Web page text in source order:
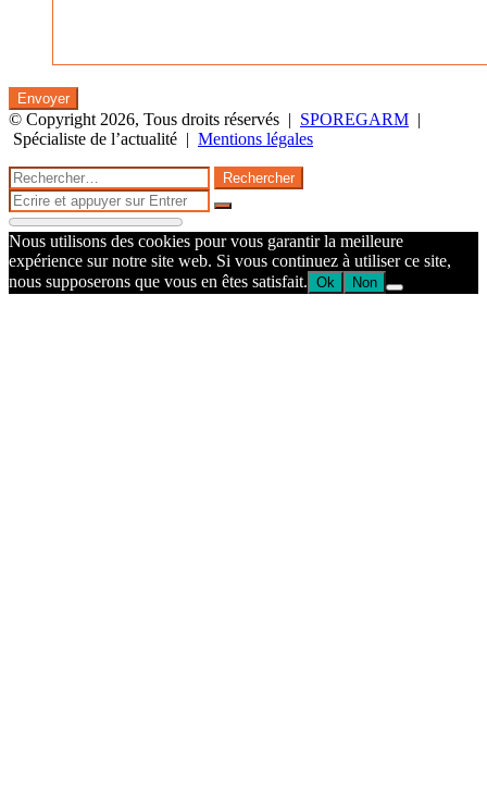
© Copyright 2026, Tous droits réservés | SPOREGARM |
Spécialiste de l’actualité | Mentions légales
Facebook
Twitter
WhatsApp
Telegram
Bouton
retour
en
haut
de
la
page
Fermer
Rechercher :
Fermer
Rechercher
Nous utilisons des cookies pour vous garantir la meilleure
expérience sur notre site web. Si vous continuez à utiliser ce site,
nous supposerons que vous en êtes satisfait. Ok Non